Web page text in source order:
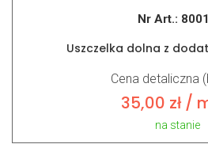
Nr Art.:
Uszczelka dolna z
Cena detaliczna
35,00 zł/
na stanie